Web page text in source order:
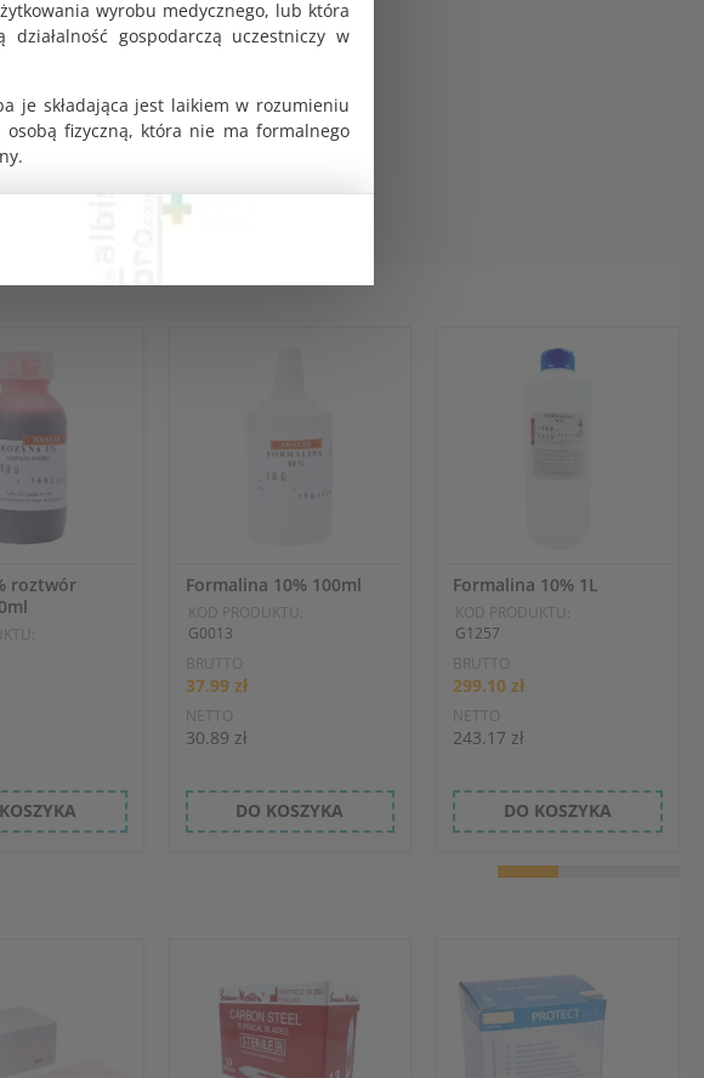
wyrobu medycznego, lub która
gospodarczą uczestniczy w
je składająca jest laikiem w rozumieniu
fizyczną, która nie ma formalnego
płukać wodą przez kilka minut,
i kontynuować płukanie; niezwłocznie
na świeże powietrze i
w razie objawów.
użyciem.
roztwór
Formalina 10% 100ml
KOD PRODUKTU:
G0013
BRUTTO
37.99 zł
NETTO
30.89 zł
DO KOSZYKA
Formalina 10% 1L
KOD PRODUKTU:
G1257
BRUTTO
299.10 zł
NETTO
243.17 zł
DO KOSZYKA